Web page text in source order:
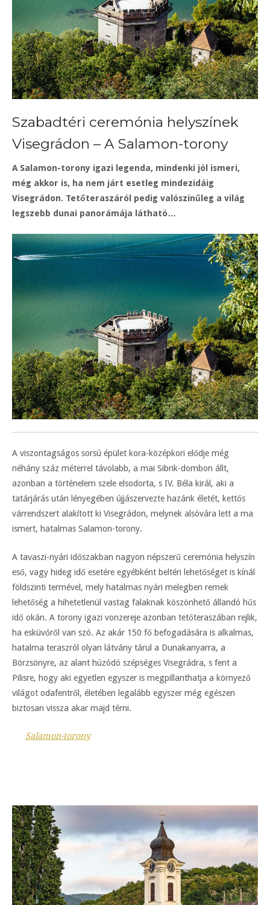
Szabadtéri ceremónia helyszínek
Visegrádon – A Salamon-torony
A Salamon-torony igazi legenda, mindenki jól ismeri,
még akkor is, ha nem járt esetleg mindezidáig
Visegrádon. Tetőteraszáról pedig valószínűleg a világ
legszebb dunai panorámája látható…
A viszontagságos sorsú épület kora-középkori elődje még
néhány száz méterrel távolabb, a mai Sibrik-dombon állt,
azonban a történelem szele elsodorta, s IV. Béla királ, aki a
tatárjárás után lényegében újjászervezte hazánk életét, kettős
várrendszert alakított ki Visegrádon, melynek alsóvára lett a ma
ismert, hatalmas Salamon-torony.
A tavaszi-nyári időszakban nagyon népszerű ceremónia helyszín
eső, vagy hideg idő esetére egyébként beltéri lehetőséget is kínál
földszinti termével, mely hatalmas nyári melegben remek
lehetőség a hihetetlenül vastag falaknak köszönhető állandó hűs
idő okán. A torony igazi vonzereje azonban tetőteraszában rejlik,
ha esküvőről van szó. Az akár 150 fő befogadására is alkalmas,
hatalma teraszról olyan látvány tárul a Dunakanyarra, a
Börzsönyre, az alant húzódó szépséges Visegrádra, s fent a
Pilisre, hogy aki egyetlen egyszer is megpillanthatja a környező
világot odafentről, életében legalább egyszer még egészen
biztosan vissza akar majd térni.
Salamon-torony